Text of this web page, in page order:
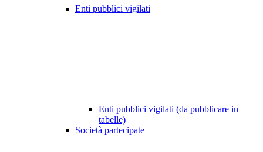
Enti pubblici vigilati
Enti pubblici vigilati (da pubblicare in
tabelle)
Società partecipate